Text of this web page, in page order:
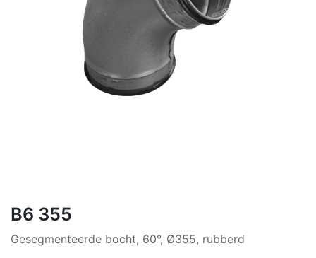
B6 355
Gesegmenteerde bocht, 60°, Ø355, rubberd